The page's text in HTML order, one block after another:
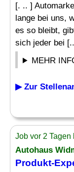
[. .. ]
lange bei uns,
es so bleibt,
sich jeder bei
MEHR
▶ Zur
Job vor 2
Autohaus
Produkt-